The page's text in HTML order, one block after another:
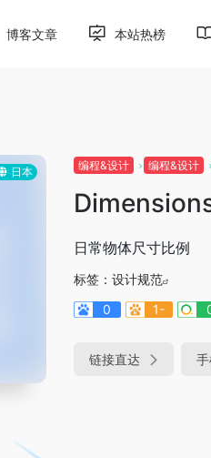
博客文章 本站热榜
日本 编程&设计 编程&设计
日常物体尺寸比例
标签： 设计规范
0
1-
链接直达